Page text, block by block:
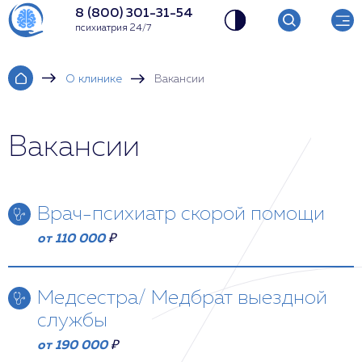
8 (800) 301-31-54
психиатрия 24/7
О клинике Вакансии
Вакансии
Врач-психиатр скорой помощи
от 110 000₽
Мы приглашаем в нашу команду ответственного,
внимательного и квалифицированного врача-
психиатра скорой помощи.
Обязанности:
Медсестра/ Медбрат выездной
службы
от 190 000₽